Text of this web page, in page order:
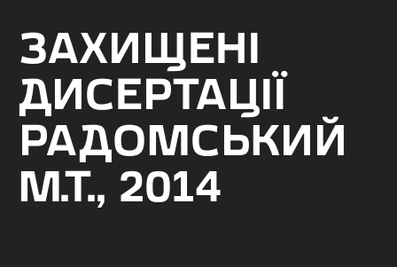
ЗАХИЩЕНІ
ДИСЕРТАЦІЇ
РАДОМСЬКИЙ
М.Т., 2014